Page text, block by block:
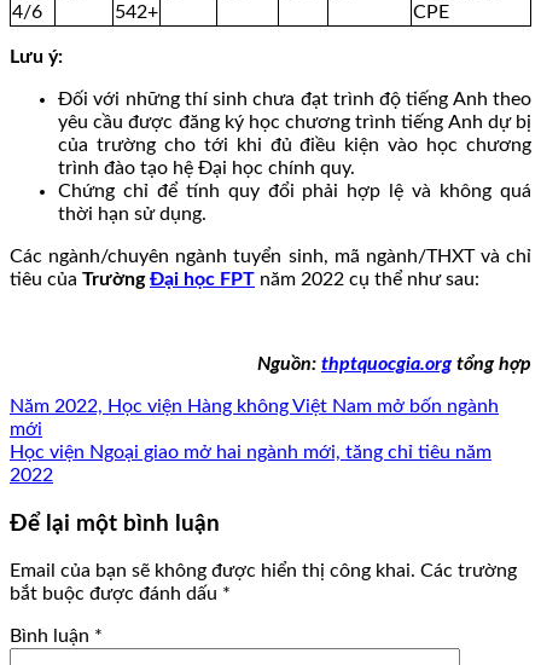
4/6
542+
CPE
Lưu ý:
Đối với những thí sinh chưa đạt trình độ tiếng Anh theo
yêu cầu được đăng ký học chương trình tiếng Anh dự bị
của trường cho tới khi đủ điều kiện vào học chương
trình đào tạo hệ Đại học chính quy.
Chứng chỉ để tính quy đổi phải hợp lệ và không quá
thời hạn sử dụng.
Các ngành/chuyên ngành tuyển sinh, mã ngành/THXT và chỉ
tiêu của TrườngĐại học FPT năm 2022 cụ thể như sau:
Nguồn: thptquocgia.orgtổng hợp
Năm 2022, Học viện Hàng không Việt Nam mở bốn ngành
mới
Học viện Ngoại giao mở hai ngành mới, tăng chỉ tiêu năm
2022
Để lại một bình luận
Email của bạn sẽ không được hiển thị công khai. Các trường
bắt buộc được đánh dấu *
Bình luận *